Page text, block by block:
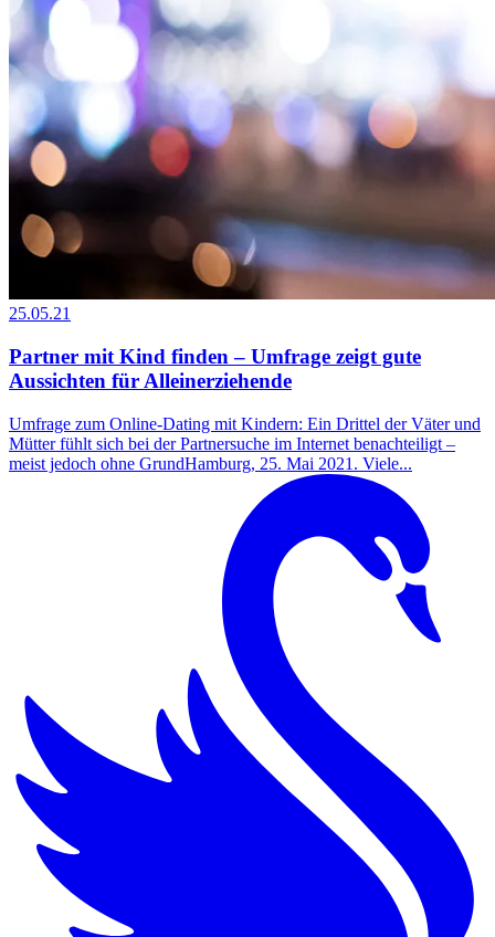
25.05.21
Partner mit Kind finden – Umfrage zeigt gute
Aussichten für Alleinerziehende
Umfrage zum Online-Dating mit Kindern: Ein Drittel der Väter und
Mütter fühlt sich bei der Partnersuche im Internet benachteiligt –
meist jedoch ohne GrundHamburg, 25. Mai 2021. Viele...